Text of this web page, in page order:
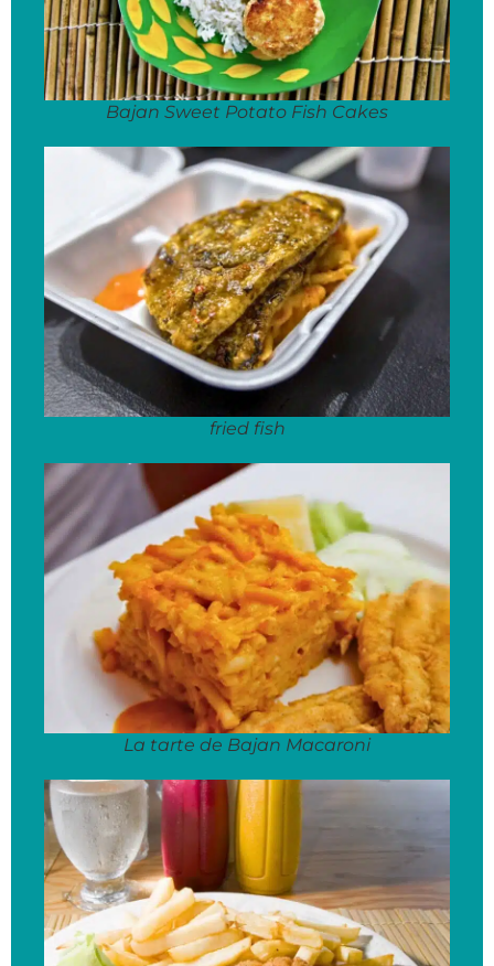
Bajan Sweet Potato Fish Cakes
fried fish
La tarte de Bajan Macaroni